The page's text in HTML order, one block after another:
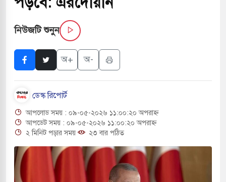
রুটে কাল থেকে চালু হচ্ছে ‘অভিযাত্রী কমিউটার’
শহরমুখী হতে হবে না: স্বাস্থ্যমন্ত্রী
একসঙ্গে বসলে সমস্যার সমাধান সম্ভব:
অনুমতি ছাড়াই চলছে অবৈধ খেয়া নৌকা টোল আদায়
কুলাউড়া সীমান্তে বিএসএফের গুলিতে বাংলাদেশি
নিউজটি শুনুন
অ+ অ-
ডেস্ক রিপোর্ট
আপলোড সময় : ০৯-০৫-২০২৬ ১১:০০:২০ অপরাহ্ন
আপডেট সময় : ০৯-০৫-২০২৬ ১১:০০:২০ অপরাহ্ন
২ মিনিট পড়ার সময়
২৩ বার পঠিত